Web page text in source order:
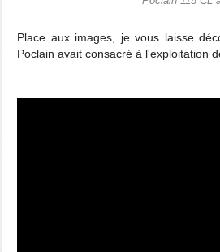
Place aux images, je vous laisse
Poclain avait consacré à l'exploitation